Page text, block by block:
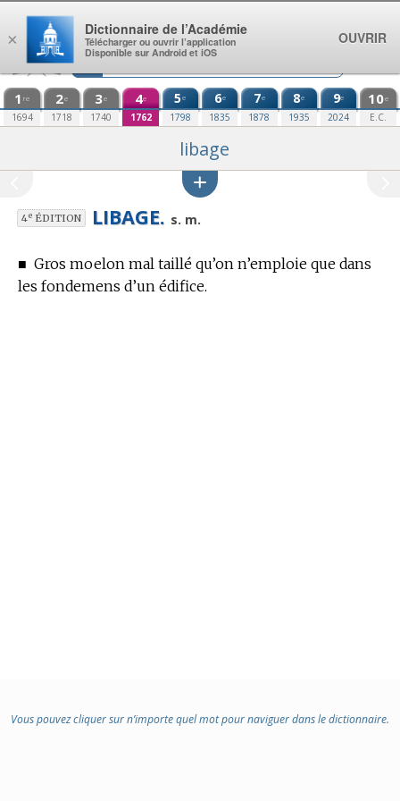
Aller au contenu
1 re
1694
2e
1718
3e
1740
4e
1762
5e
1798
6e
1835
7e
1878
8e
1935
9e
2024
10e
E.C.
libage
4eÉDITION LIBAGE. s. m.
■ Gros moelon mal taillé qu’on n’emploie que dans
les fondemens d’un édifice.
Vous pouvez cliquer sur n’importe quel mot pour naviguer dans le dictionnaire.
×
Dictionnaire de l’Académie
Télécharger ou ouvrir l’application
Disponible sur Android et iOS
OUVRIR